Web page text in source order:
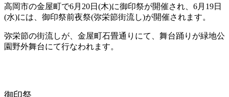
高岡市の金屋町で6月20日(木)に御印祭が開催され、6月19日
(水)には、御印祭前夜祭(弥栄節街流し)が開催されます。
弥栄節の街流しが、金屋町石畳通りにて、舞台踊りが緑地公
園野外舞台にて行なわれます。
御印祭